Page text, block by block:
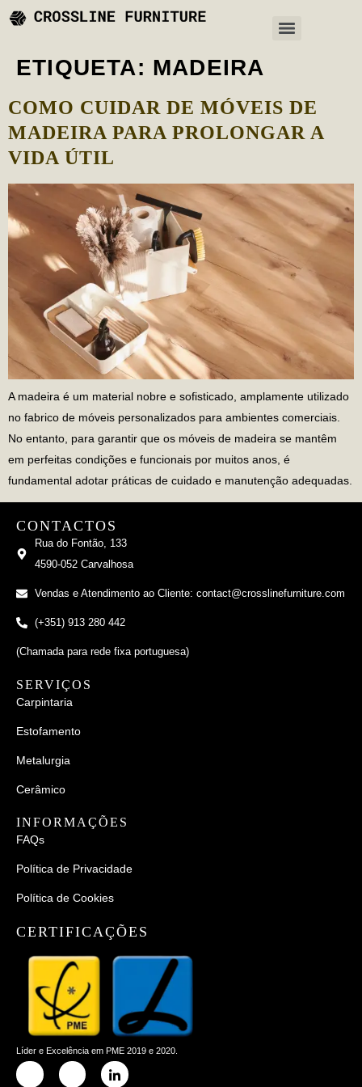
ETIQUETA: MADEIRA
COMO CUIDAR DE MÓVEIS DE
MADEIRA PARA PROLONGAR A
VIDA ÚTIL
A madeira é um material nobre e sofisticado, amplamente utilizado
no fabrico de móveis personalizados para ambientes comerciais.
No entanto, para garantir que os móveis de madeira se mantêm
em perfeitas condições e funcionais por muitos anos, é
fundamental adotar práticas de cuidado e manutenção adequadas.
CONTACTOS
Rua do Fontão, 133
4590-052 Carvalhosa
Vendas e Atendimento ao Cliente: contact@crosslinefurniture.com
(+351) 913 280 442
(Chamada para rede fixa portuguesa)
SERVIÇOS
Carpintaria
Estofamento
Metalurgia
Cerâmico
INFORMAÇÕES
FAQs
Política de Privacidade
Política de Cookies
CERTIFICAÇÕES
Líder e Excelência em PME 2019 e 2020.